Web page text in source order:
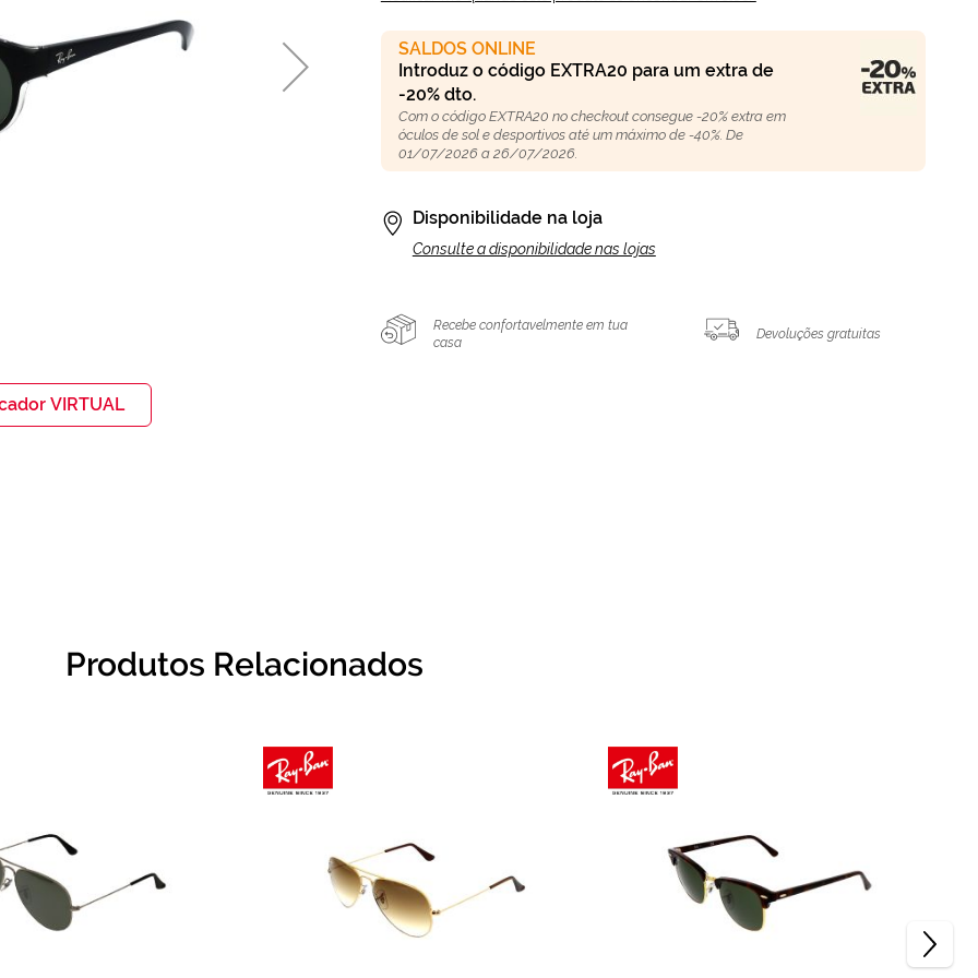
VIRTUAL
SALDOS ONLINE
Introduz o código EXTRA20 para um extra de
-20% dto.
Com o código EXTRA20 no checkout consegue -20% extra em
óculos de sol e desportivos até um máximo de -40%. De
01/07/2026 a 26/07/2026.
Disponibilidade na loja
Consulte a disponibilidade nas lojas
Recebe confortavelmente em tua
casa
Devoluções gratuitas
Produtos Relacionados